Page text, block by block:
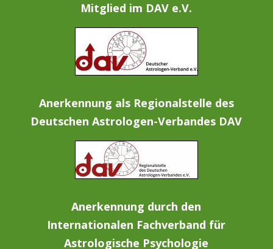
Mitglied im DAV e.V.
Anerkennung als Regionalstelle des
Deutschen Astrologen-Verbandes DAV
Anerkennung durch den
Internationalen Fachverband für
Astrologische Psychologie